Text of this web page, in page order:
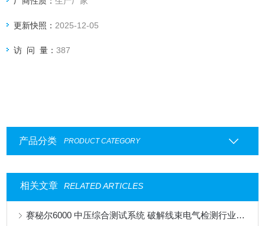
更新快照： 2025-12-05
访 问 量：387
产品分类 PRODUCT CATEGORY
相关文章 RELATED ARTICLES
赛秘尔6000 中压综合测试系统 破解线束电气检测行业痛点